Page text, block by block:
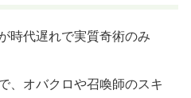
時代遅れで実質奇術のみ
、オバクロや召喚師のスキ